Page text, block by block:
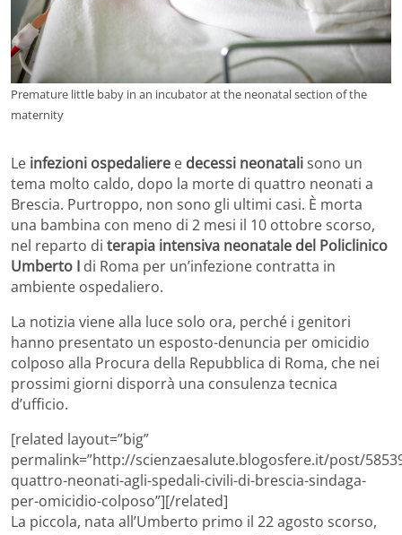
Premature little baby in an incubator at the neonatal section of the
maternity
Le infezioni ospedaliere e decessi neonatalisono un
tema molto caldo, dopo la morte di quattro neonati a
Brescia. Purtroppo, non sono gli ultimi casi. È morta
una bambina con meno di 2 mesi il 10 ottobre scorso,
nel reparto di terapia intensiva neonatale del Policlinico
Umberto I di Roma per un’infezione contratta in
ambiente ospedaliero.
La notizia viene alla luce solo ora, perché i genitori
hanno presentato un esposto-denuncia per omicidio
colposo alla Procura della Repubblica di Roma, che nei
prossimi giorni disporrà una consulenza tecnica
d’ufficio.
[related layout=”big”
permalink=”http://scienzaesalute.blogosfere.it/post/
quattro-neonati-agli-spedali-civili-di-brescia-sindaga-
per-omicidio-colposo”][/related]
La piccola, nata all’Umberto primo il 22 agosto scorso,